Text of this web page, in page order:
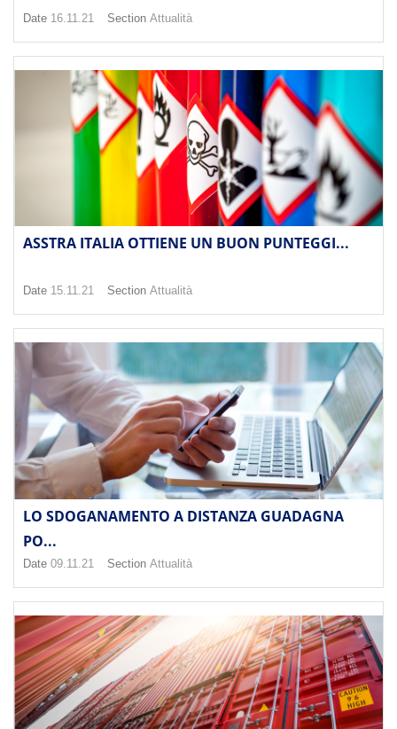
Date 16.11.21 Section Attualità
ASSTRA ITALIA OTTIENE UN BUON PUNTEGGI...
Date 15.11.21 Section Attualità
LO SDOGANAMENTO A DISTANZA GUADAGNA
PO...
Date 09.11.21 Section Attualità